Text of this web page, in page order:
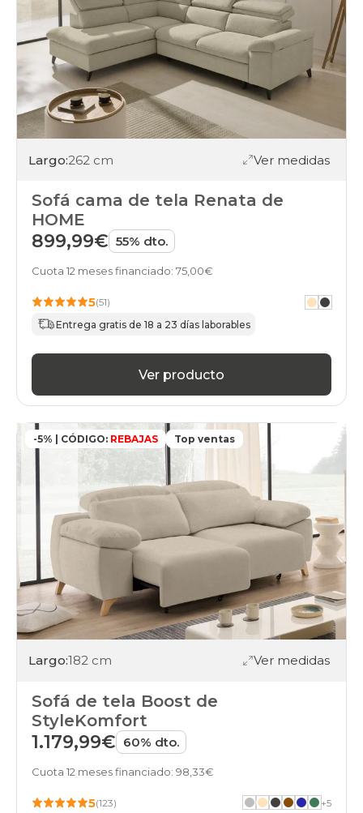
Largo:262 cm Ver medidas
Sofá cama de tela Renata de
HOME
899,99€ 55% dto.
Cuota 12 meses financiado: 75,00€
5(51)
Entrega gratis de 18 a 23 días laborables
Ver producto
-5% | CÓDIGO: REBAJAS Top ventas
Largo:182 cm Ver medidas
Sofá de tela Boost de
StyleKomfort
1.179,99€ 60% dto.
Cuota 12 meses financiado: 98,33€
5(123) +5